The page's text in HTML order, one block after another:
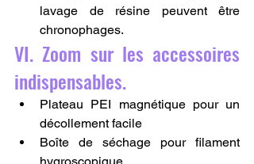
lavage de résine peuvent être
chronophages.
VI. Zoom sur les accessoires
indispensables.
Plateau PEI magnétique pour un
décollement facile
Boîte de séchage pour filament